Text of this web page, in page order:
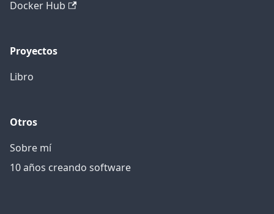
Docker Hub
Proyectos
Libro
Otros
Sobre mí
10 años creando software